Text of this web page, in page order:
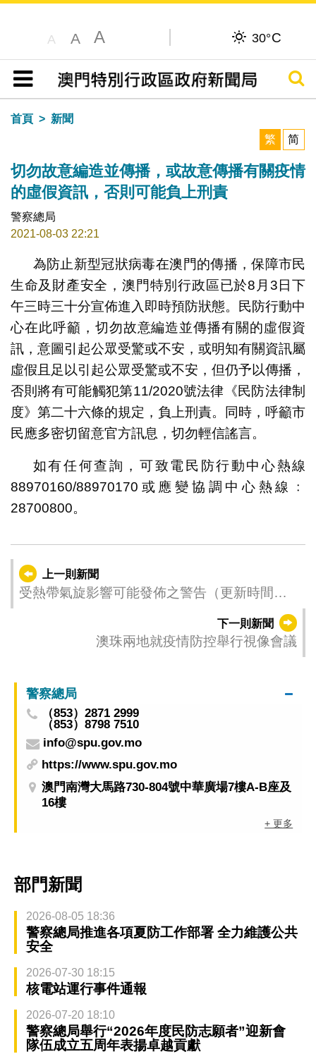
A A A 30°C
目錄
搜尋
首頁
新聞
繁
简
切勿故意編造並傳播，或故意傳播有關疫情
的虛假資訊，否則可能負上刑責
警察總局
2021-08-03 22:21
為防止新型冠狀病毒在澳門的傳播，保障市民
生命及財產安全，澳門特別行政區已於8月3日下
午三時三十分宣佈進入即時預防狀態。民防行動中
心在此呼籲，切勿故意編造並傳播有關的虛假資
訊，意圖引起公眾受驚或不安，或明知有關資訊屬
虛假且足以引起公眾受驚或不安，但仍予以傳播，
否則將有可能觸犯第11/2020號法律《民防法律制
度》第二十六條的規定，負上刑責。同時，呼籲市
民應多密切留意官方訊息，切勿輕信謠言。
如有任何查詢，可致電民防行動中心熱線
88970160/88970170或應變協調中心熱線﹕
28700800。
上一則新聞
受熱帶氣旋影響可能發佈之警告（更新時間：
下一則新聞
澳珠兩地就疫情防控舉行視像會議
警察總局
（853）2871 2999
（853）8798 7510
info@spu.gov.mo
https://www.spu.gov.mo
澳門南灣大馬路730-804號中華廣場7樓A-B座及
16樓
+ 更多
部門新聞
2026-08-05 18:36
警察總局推進各項夏防工作部署 全力維護公共
安全
2026-07-30 18:15
核電站運行事件通報
2026-07-20 18:10
警察總局舉行“2026年度民防志願者”迎新會
隊伍成立五周年表揚卓越貢獻